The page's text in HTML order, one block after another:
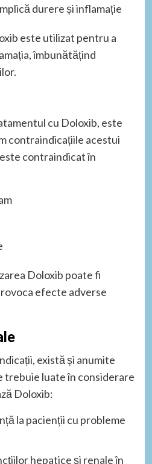
durere și inflamație
este utilizat pentru a
îmbunătățind
cu Doloxib, este
contraindicațiile acestui
contraindicat în
Doloxib poate fi
efecte adverse
există și anumite
trebuie luate în considerare
Doloxib:
la pacienții cu probleme
hepatice și renale în